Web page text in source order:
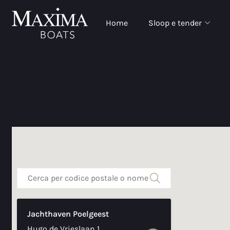
Home Sloop e tender
Jachthaven Poelgeest